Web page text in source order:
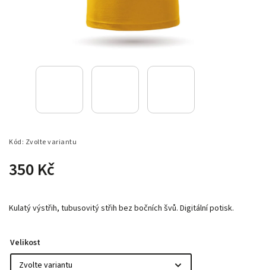
Kód: Zvolte variantu
350 Kč
Kulatý výstřih, tubusovitý střih bez bočních švů. Digitální potisk.
Velikost